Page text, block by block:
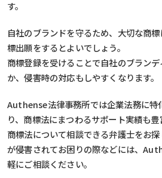
す。
自社のブランドを守るため、大切な商
標出願をするとよいでしょう。
商標登録を受けることで自社のブラン
か、侵害時の対応もしやすくなります。
Authense法律事務所では企業法務に特
り、商標法にまつわるサポート実績も豊
商標法について相談できる弁護士をお
が侵害されてお困りの際などには、
軽にご相談ください。